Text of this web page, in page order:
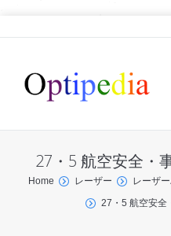
27・5 航空安全・
You are here:
Home レーザー レーザ
27・5 航空安全